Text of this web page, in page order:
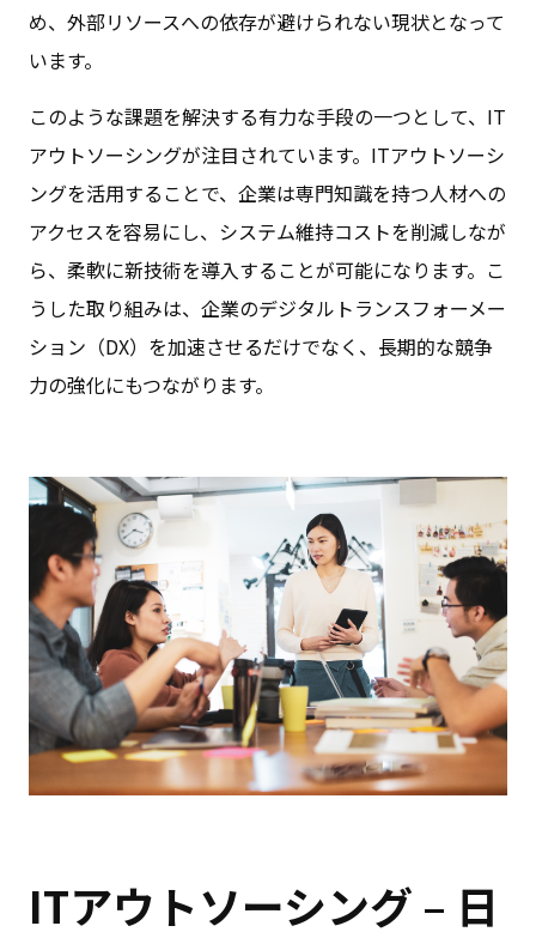
め、外部リソースへの依存が避けられない現状となって
います。
このような課題を解決する有力な手段の一つとして、IT
アウトソーシングが注目されています。ITアウトソーシ
ングを活用することで、企業は専門知識を持つ人材への
アクセスを容易にし、システム維持コストを削減しなが
ら、柔軟に新技術を導入することが可能になります。こ
うした取り組みは、企業のデジタルトランスフォーメー
ション（DX）を加速させるだけでなく、長期的な競争
力の強化にもつながります。
ITアウトソーシング – 日